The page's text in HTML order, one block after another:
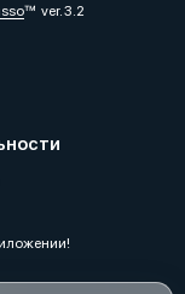
ver. 3.2